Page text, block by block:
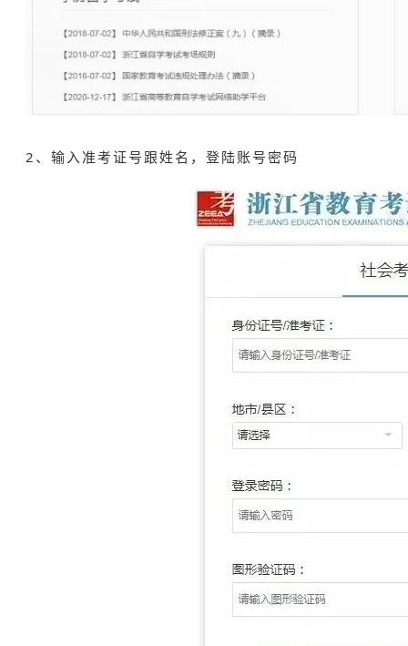
2、输入准考证号跟姓名，登陆账号密码